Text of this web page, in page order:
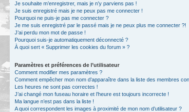
Je souhaite m’enregistrer, mais je n’y parviens pas !
Je suis enregistré mais je ne peux pas me connecter !
Pourquoi ne puis-je pas me connecter ?
Je me suis enregistré par le passé mais je ne peux plus me connecter ?!
J’ai perdu mon mot de passe !
Pourquoi suis-je automatiquement déconnecté ?
À quoi sert « Supprimer les cookies du forum » ?
Paramètres et préférences de l’utilisateur
Comment modifier mes paramètres ?
Comment empêcher mon nom d’apparaître dans la liste des membres
Les heures ne sont pas correctes !
J’ai changé mon fuseau horaire et l’heure est toujours incorrecte !
Ma langue n’est pas dans la liste !
A quoi correspondent les images à proximité de mon nom d’utilisateur ?